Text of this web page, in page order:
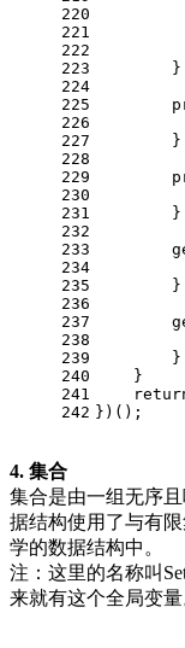
220
221
222
223
224
225
226
227
228
229
230
231
232
233
234
235
236
237
238
239
240
241
242
        }
        }
        }
        }
        }
    }
})();
4. 集合
集合是由一组无序
据结构使用了与有
学的数据结构中。
注：这里的名称叫
来就有这个全局变量